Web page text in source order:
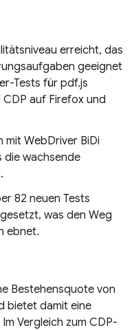
erreicht, das
geeignet
Tests für pdf.js
auf Firefox und
mit WebDriver BiDi
die wachsende
82 neuen Tests
was den Weg
ebnet.
Bestehensquote von
bietet damit eine
Vergleich zum CDP-